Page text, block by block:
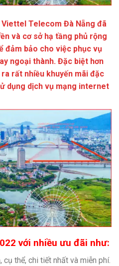
Viettel Telecom Đà Nẵng đã
và cơ sở hạ tầng phủ rộng
đảm bảo cho việc phục vụ
ngoại thành. Đặc biệt hơn
ra rất nhiều khuyến mãi đặc
dụng dịch vụ mạng internet
với nhiều ưu đãi như:
cụ thể, chi tiết nhất và miễn phí.